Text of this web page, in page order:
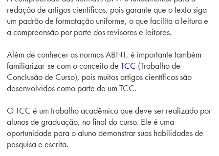
redação de artigos científicos, pois garante que o texto siga
um padrão de formatação uniforme, o que facilita a leitura e
a compreensão por parte dos revisores e leitores.
Além de conhecer as normas ABNT, é importante também
familiarizar-se com o conceito de TCC (Trabalho de
Conclusão de Curso), pois muitos artigos científicos são
desenvolvidos como parte de um TCC.
O TCC é um trabalho acadêmico que deve ser realizado por
alunos de graduação, no final do curso. Ele é uma
oportunidade para o aluno demonstrar suas habilidades de
pesquisa e escrita.